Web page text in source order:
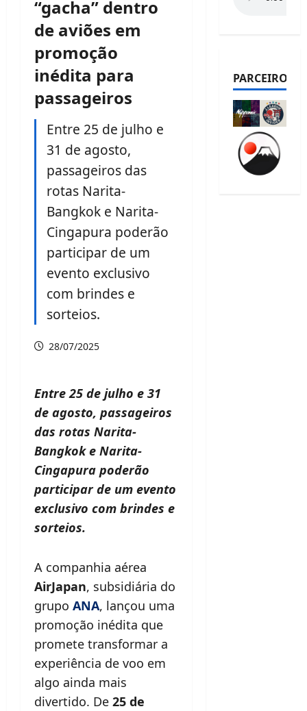
“gacha” dentro
de aviões em
promoção
inédita para
passageiros
Entre 25 de julho e
31 de agosto,
passageiros das
rotas Narita-
Bangkok e Narita-
Cingapura poderão
participar de um
evento exclusivo
com brindes e
sorteios.
28/07/2025
Entre 25 de julho e 31
de agosto, passageiros
das rotas Narita-
Bangkok e Narita-
Cingapura poderão
participar de um evento
exclusivo com brindes e
sorteios.
A companhia aérea
AirJapan, subsidiária do
grupo ANA, lançou uma
promoção inédita que
promete transformar a
experiência de voo em
algo ainda mais
divertido. De 25 de
PARCEIROS